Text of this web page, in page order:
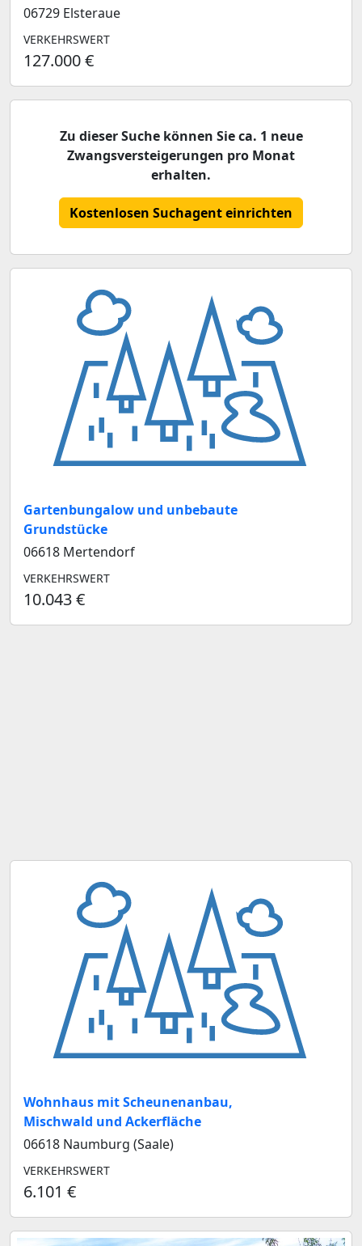
06729 Elsteraue
VERKEHRSWERT
127.000 €
Zu dieser Suche können Sie ca. 1 neue
Zwangsversteigerungen pro Monat
erhalten.
Kostenlosen Suchagent einrichten
Gartenbungalow und unbebaute
Grundstücke
06618 Mertendorf
VERKEHRSWERT
10.043 €
Wohnhaus mit Scheunenanbau,
Mischwald und Ackerfläche
06618 Naumburg (Saale)
VERKEHRSWERT
6.101 €